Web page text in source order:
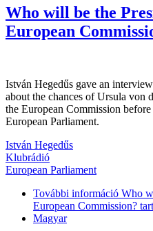
Who will be the
European
István Hegedűs gave an
about the chances of Ursula von
the European Commission
European Parliament.
István Hegedűs
Klubrádió
European Parliament
További információ Who
European Commission?
Magyar